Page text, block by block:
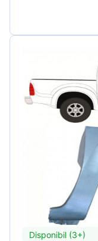
Disponibil (3+)